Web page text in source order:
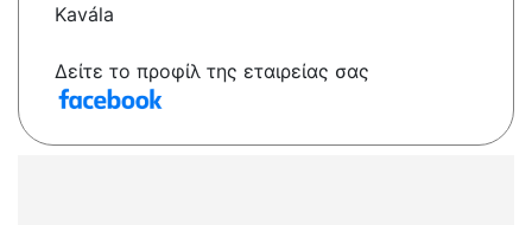
Kavála
Δείτε το προφίλ της εταιρείας σας